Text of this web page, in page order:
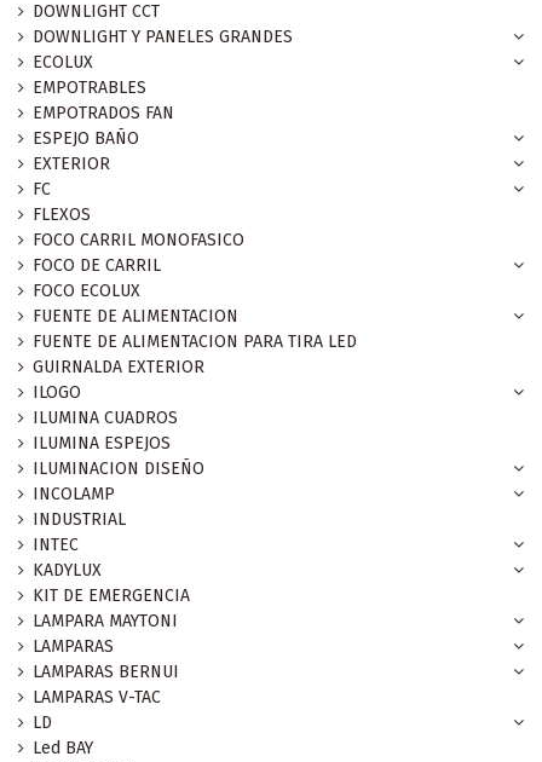
DOWNLIGHT CCT
DOWNLIGHT Y PANELES GRANDES
ECOLUX
EMPOTRABLES
EMPOTRADOS FAN
ESPEJO BAÑO
EXTERIOR
FC
FLEXOS
FOCO CARRIL MONOFASICO
FOCO DE CARRIL
FOCO ECOLUX
FUENTE DE ALIMENTACION
FUENTE DE ALIMENTACION PARA TIRA LED
GUIRNALDA EXTERIOR
ILOGO
ILUMINA CUADROS
ILUMINA ESPEJOS
ILUMINACION DISEÑO
INCOLAMP
INDUSTRIAL
INTEC
KADYLUX
KIT DE EMERGENCIA
LAMPARA MAYTONI
LAMPARAS
LAMPARAS BERNUI
LAMPARAS V-TAC
LD
Led BAY